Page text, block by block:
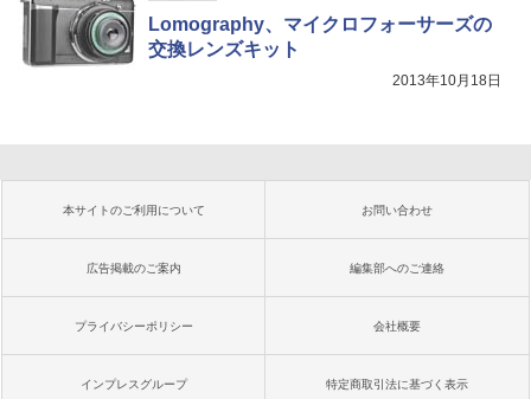
Lomography、マイクロフォーサーズの
交換レンズキット
2013年10月18日
本サイトのご利用について お問い合わせ
広告掲載のご案内 編集部へのご連絡
プライバシーポリシー 会社概要
インプレスグループ 特定商取引法に基づく表示